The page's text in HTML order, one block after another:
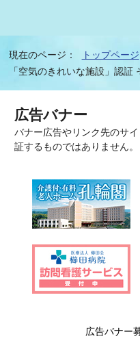
現在のページ： トップページ
「空気のきれいな施設」認証
広告バナー
バナー広告やリンク先のサ
証するものではありません。
広告バナー